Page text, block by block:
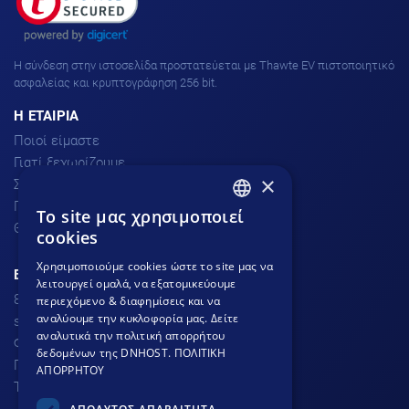
H σύνδεση στην ιστοσελίδα προστατεύεται με Thawte EV πιστοποιητικό
ασφαλείας και κρυπτογράφηση 256 bit.
H ΕΤΑΙΡΙΑ
Ποιοί είμαστε
Γιατί ξεχωρίζουμε
Σχόλια πελατών
Προσφορές
Θέσεις Εργασίας
ΕΞΥΠΗΡΕΤΗΣΗ ΠΕΛΑΤΩΝ
801.300.3520 - 210.953.6767
support
dnhost.gr
Φόρμα επικοινωνίας
Γνωσιακή βάση
Τρόποι Πληρωμής
GREEK
×
To site μας χρησιμοποιεί
cookies
Χρησιμοποιούμε cookies ώστε το site μας να
λειτουργεί ομαλά, να εξατομικεύουμε
περιεχόμενο & διαφημίσεις και να
αναλύουμε την κυκλοφορία μας. Δείτε
αναλυτικά την πολιτική απορρήτου
δεδομένων της DNHOST. ΠΟΛΙΤΙΚΗ
ΑΠΟΡΡΗΤΟΥ